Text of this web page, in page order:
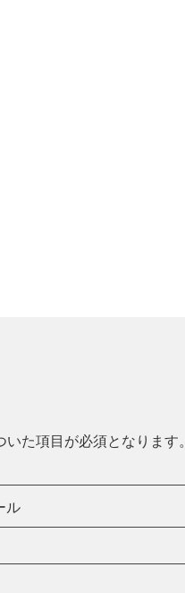
た項目が必須となります。
ル